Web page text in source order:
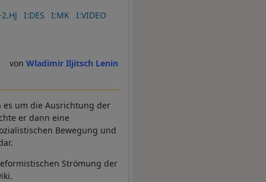
I:DES I:MK I:VIDEO
Wladimir Iljitsch Lenin
es um die Ausrichtung der
er dann eine
Bewegung und
Strömung der